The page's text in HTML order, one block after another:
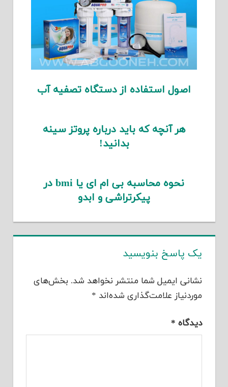
اصول استفاده از دستگاه تصفیه آب
هر آنچه که باید درباره پروتز سینه
بدانید!
نحوه محاسبه بی ام ای یا bmi در
پیکرتراشی و ابدو
یک پاسخ بنویسید
نشانی ایمیل شما منتشر نخواهد شد. بخش‌های
موردنیاز علامت‌گذاری شده‌اند *
دیدگاه *